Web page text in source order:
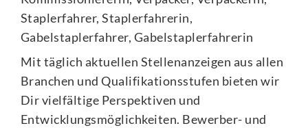
Staplerfahrer, Staplerfahrerin,
Gabelstaplerfahrer, Gabelstaplerfahrerin
Mit täglich aktuellen Stellenanzeigen aus allen
Branchen und Qualifikationsstufen bieten wir
Dir vielfältige Perspektiven und
Entwicklungsmöglichkeiten. Bewerber- und